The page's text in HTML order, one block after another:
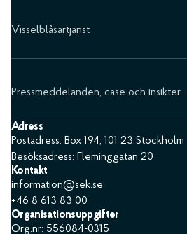
Visselblåsartjänst
Pressmeddelanden, case och insikter
Adress
Postadress: Box 194, 101 23 Stockholm
Besöksadress: Fleminggatan 20
Kontakt
information@sek.se
+46 8 613 83 00
Organisationsuppgifter
Org.nr: 556084-0315